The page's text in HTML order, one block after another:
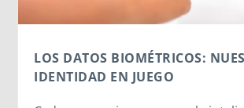
MORNESE EN EL CORAZÓN